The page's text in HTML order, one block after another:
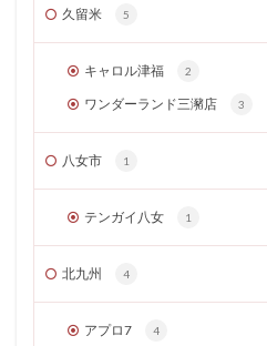
久留米 5
キャロル津福 2
ワンダーランド三瀦店 3
八女市 1
テンガイ八女 1
北九州 4
アプロ7 4